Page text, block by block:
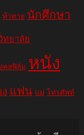
ท้าทาย นักศึกษา
ทยาลัย
คลฟิล์ม หนัง
ง แฟน แม่ โทรศัพท์